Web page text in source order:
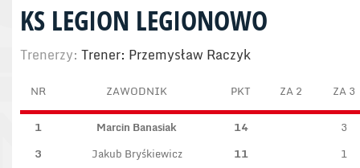
KS LEGION LEGIONOWO
Trenerzy: Trener: Przemysław Raczyk
NR ZAWODNIK PKT ZA 2 ZA 3
1 Marcin Banasiak 14
3
3
Jakub Bryśkiewicz 11
1